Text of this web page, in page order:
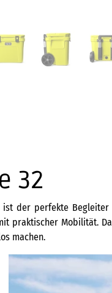
32
der perfekte Begleiter
praktischer Mobilität.
machen.